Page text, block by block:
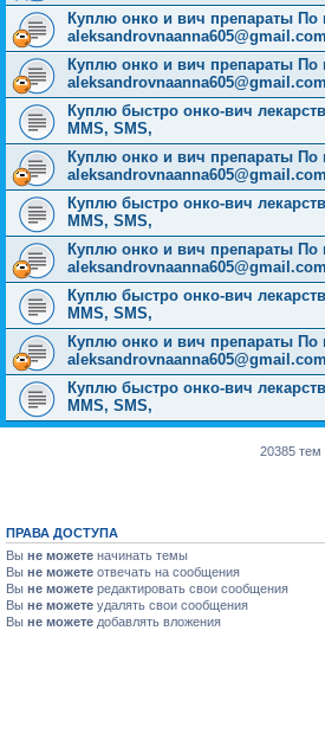
Куплю онко и вич препараты По
aleksandrovnaanna605@gmail.com
Куплю онко и вич препараты По
aleksandrovnaanna605@gmail.com
Куплю быстро онко-вич
MMS, SMS,
Куплю онко и вич препараты По
aleksandrovnaanna605@gmail.com
Куплю быстро онко-вич
MMS, SMS,
Куплю онко и вич препараты По
aleksandrovnaanna605@gmail.com
Куплю быстро онко-вич
MMS, SMS,
Куплю онко и вич препараты По
aleksandrovnaanna605@gmail.com
Куплю быстро онко-вич
MMS, SMS,
20385 тем
ПРАВА ДОСТУПА
Вы не можете начинать темы
Вы не можете отвечать на сообщения
Вы не можете редактировать свои сообщения
Вы не можете удалять свои сообщения
Вы не можете добавлять вложения